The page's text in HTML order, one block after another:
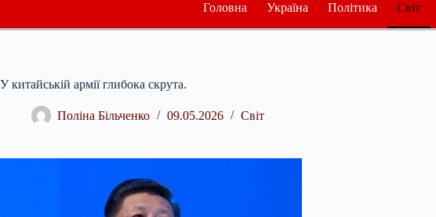
Головна Україна Політика Світ
У китайській армії глибока скрута.
Поліна Більченко 09.05.2026 Світ